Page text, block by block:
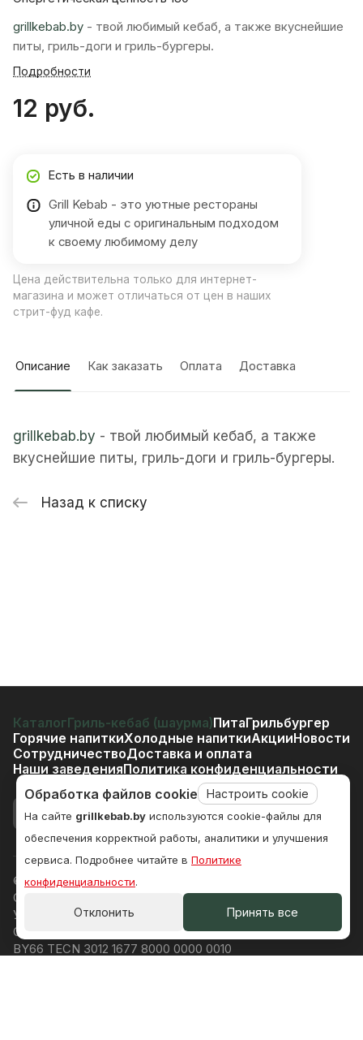
grillkebab.by - твой любимый кебаб, а также вкуснейшие
питы, гриль-доги и гриль-бургеры.
Подробности
12 руб.
Есть в наличии
Grill Kebab - это уютные рестораны
уличной еды с оригинальным подходом
к своему любимому делу
Цена действительна только для интернет-
магазина и может отличаться от цен в наших
стрит-фуд кафе.
Описание Как заказать Оплата Доставка
grillkebab.by - твой любимый кебаб, а также
вкуснейшие питы, гриль-доги и гриль-бургеры.
Назад к списку
Обработка файлов cookie Настроить cookie
На сайте grillkebab.by используются cookie-файлы для
обеспечения корректной работы, аналитики и улучшения
сервиса. Подробнее читайте в Политике
конфиденциальности.
Отклонить Принять все
КаталогГриль-кебаб (шаурма)ПитаГрильбургер
Горячие напиткиХолодные напиткиАкцииНовости
СотрудничествоДоставка и оплата
Наши заведенияПолитика конфиденциальности
© 2026 grillkebab.by, Все права защищены
ООО «Аппетит Плюс», Притыцкого 142, пом 4, Минск
УНП 192977261
ОАО «Технобанк», Кропоткина 44, Минск
BY66 TECN 3012 1677 8000 0000 0010